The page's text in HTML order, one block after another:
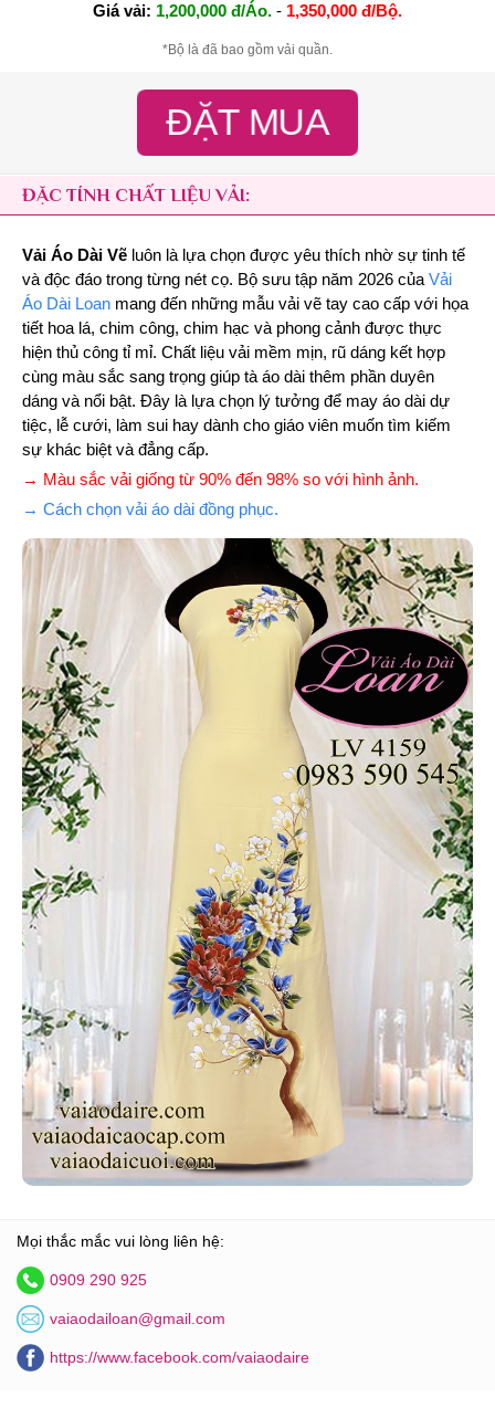
Giá vải: 1,200,000 đ/Áo. - 1,350,000 đ/Bộ.
*Bộ là đã bao gồm vải quần.
ĐẶT MUA
ĐẶC TÍNH CHẤT LIỆU VẢI:
Vải Áo Dài Vẽ luôn là lựa chọn được yêu thích nhờ sự tinh tế
và độc đáo trong từng nét cọ. Bộ sưu tập năm 2026 của Vải
Áo Dài Loan mang đến những mẫu vải vẽ tay cao cấp với họa
tiết hoa lá, chim công, chim hạc và phong cảnh được thực
hiện thủ công tỉ mỉ. Chất liệu vải mềm mịn, rũ dáng kết hợp
cùng màu sắc sang trọng giúp tà áo dài thêm phần duyên
dáng và nổi bật. Đây là lựa chọn lý tưởng để may áo dài dự
tiệc, lễ cưới, làm sui hay dành cho giáo viên muốn tìm kiếm
sự khác biệt và đẳng cấp.
→ Màu sắc vải giống từ 90% đến 98% so với hình ảnh.
→ Cách chọn vải áo dài đồng phục.
Mọi thắc mắc vui lòng liên hệ:
0909 290 925
vaiaodailoan@gmail.com
https://www.facebook.com/vaiaodaire